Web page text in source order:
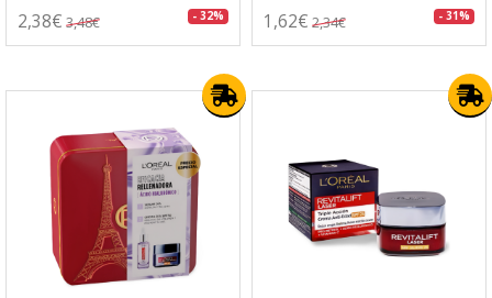
2,38€ 3,48€ - 32% 1,62€ 2,34€ - 31%